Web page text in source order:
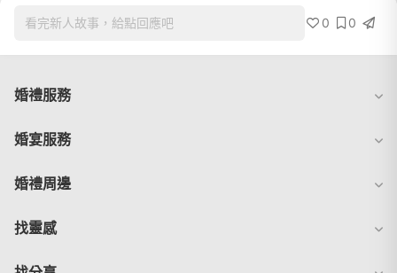
看完新人故事，給點回應吧 0 0
婚禮服務
婚宴服務
婚禮周邊
找靈感